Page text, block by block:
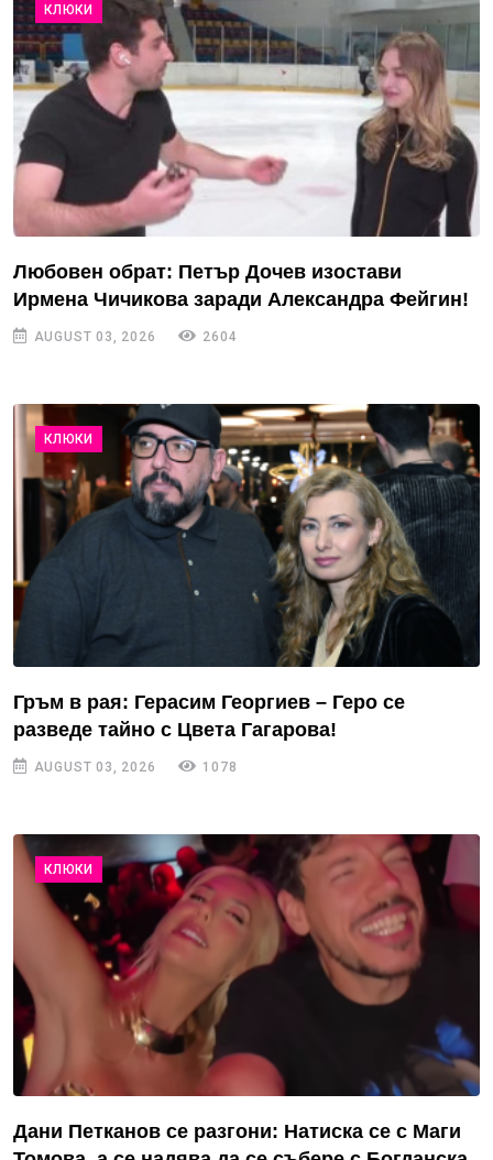
КЛЮКИ
Любовен обрат: Петър Дочев изостави
Ирмена Чичикова заради Александра Фейгин!
AUGUST 03, 2026 2604
КЛЮКИ
Гръм в рая: Герасим Георгиев – Геро се
разведе тайно с Цвета Гагарова!
AUGUST 03, 2026 1078
КЛЮКИ
Дани Петканов се разгони: Натиска се с Маги